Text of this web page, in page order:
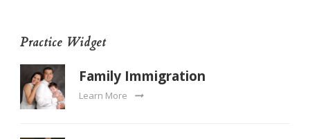
Practice Widget
Family Immigration
Learn More